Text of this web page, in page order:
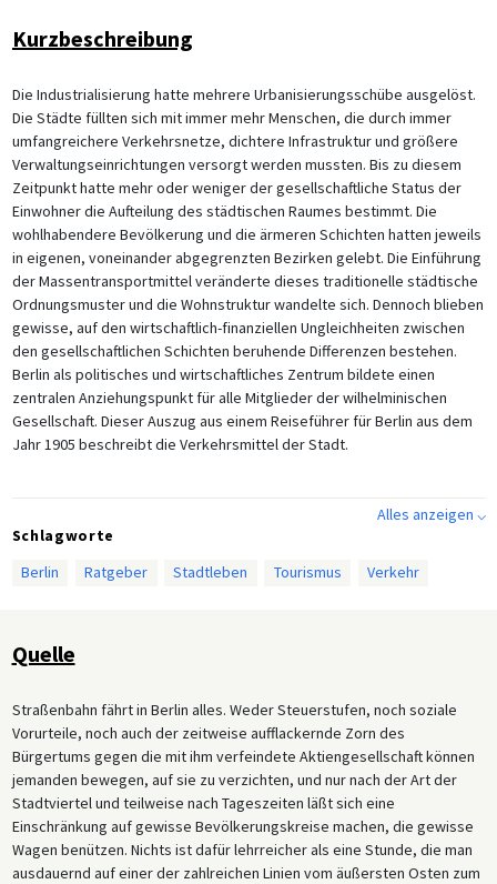
Kurzbeschreibung
Die Industrialisierung hatte mehrere Urbanisierungsschübe ausgelöst.
Die Städte füllten sich mit immer mehr Menschen, die durch immer
umfangreichere Verkehrsnetze, dichtere Infrastruktur und größere
Verwaltungseinrichtungen versorgt werden mussten. Bis zu diesem
Zeitpunkt hatte mehr oder weniger der gesellschaftliche Status der
Einwohner die Aufteilung des städtischen Raumes bestimmt. Die
wohlhabendere Bevölkerung und die ärmeren Schichten hatten jeweils
in eigenen, voneinander abgegrenzten Bezirken gelebt. Die Einführung
der Massentransportmittel veränderte dieses traditionelle städtische
Ordnungsmuster und die Wohnstruktur wandelte sich. Dennoch blieben
gewisse, auf den wirtschaftlich-finanziellen Ungleichheiten zwischen
den gesellschaftlichen Schichten beruhende Differenzen bestehen.
Berlin als politisches und wirtschaftliches Zentrum bildete einen
zentralen Anziehungspunkt für alle Mitglieder der wilhelminischen
Gesellschaft. Dieser Auszug aus einem Reiseführer für Berlin aus dem
Jahr 1905 beschreibt die Verkehrsmittel der Stadt.
Alles anzeigen ⌵
Schlagworte
Berlin
Ratgeber Stadtleben Tourismus Verkehr
Quelle
Straßenbahn fährt in Berlin alles. Weder Steuerstufen, noch soziale
Vorurteile, noch auch der zeitweise aufflackernde Zorn des
Bürgertums gegen die mit ihm verfeindete Aktiengesellschaft können
jemanden bewegen, auf sie zu verzichten, und nur nach der Art der
Stadtviertel und teilweise nach Tageszeiten läßt sich eine
Einschränkung auf gewisse Bevölkerungskreise machen, die gewisse
Wagen benützen. Nichts ist dafür lehrreicher als eine Stunde, die man
ausdauernd auf einer der zahlreichen Linien vom äußersten Osten zum